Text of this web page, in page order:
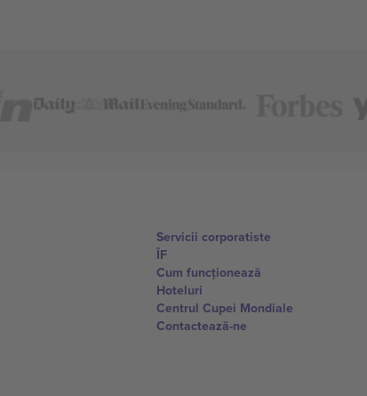
Servicii corporatiste
ÎF
Cum funcționează
Hoteluri
Centrul Cupei Mondiale
Contactează-ne